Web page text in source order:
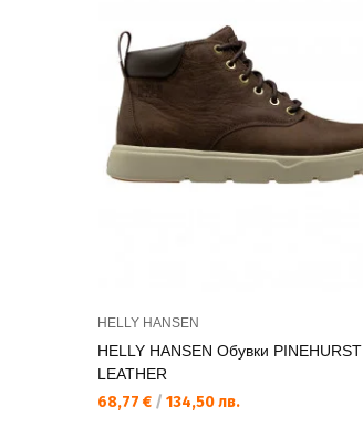
HELLY HANSEN
HELLY HANSEN Обувки PINEHURST
LEATHER
68,77 € / 134,50 лв.